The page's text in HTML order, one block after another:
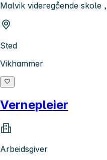
Malvik videregående skole
Sted
Vikhammer
Vernepleier
Arbeidsgiver